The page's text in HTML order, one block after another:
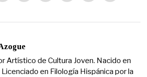
Artístico de Cultura Joven. Nacido en
Licenciado en Filología Hispánica por la